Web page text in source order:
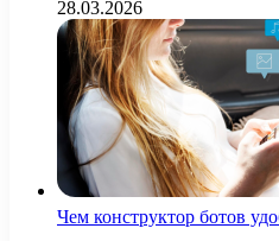
28.03.2026
Чем конструктор ботов